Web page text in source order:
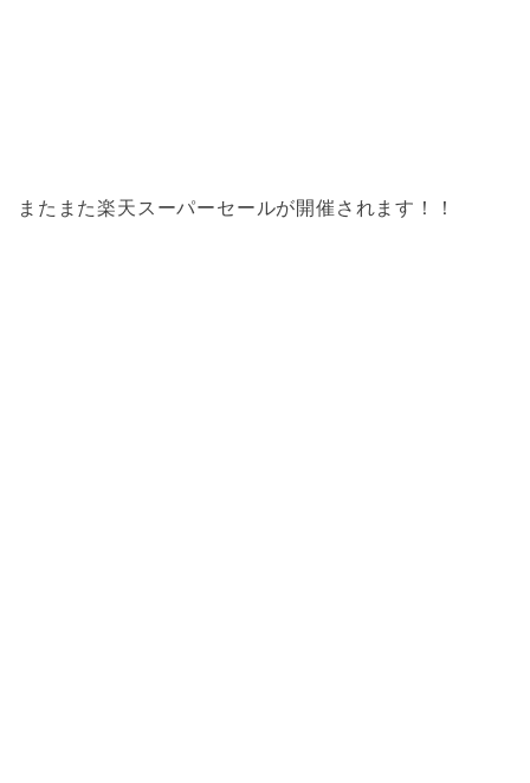
またまた楽天スーパーセールが開催されます！！